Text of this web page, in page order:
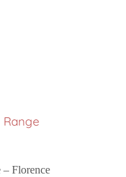
– Florence